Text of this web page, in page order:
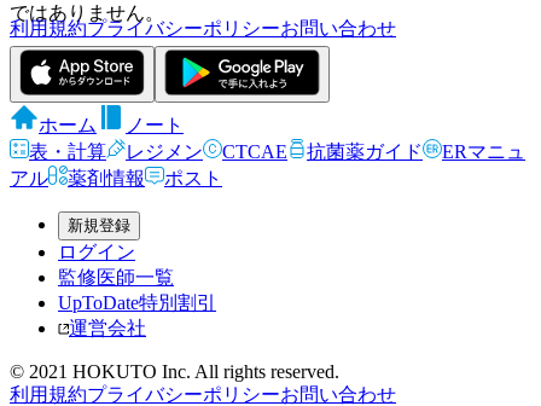
利用規約プライバシーポリシーお問い合わせ
ではありません。
ホーム
ノート
表・計算
レジメン CTCAE 抗菌薬ガイド
ERマニュ
アル
薬剤情報 ポスト
新規登録
ログイン
監修医師一覧
UpToDate特別割引
運営会社
© 2021 HOKUTO Inc. All rights reserved.
利用規約プライバシーポリシーお問い合わせ